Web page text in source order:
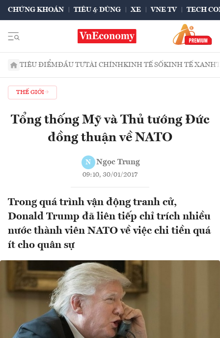
CHỨNG KHOÁN TIÊU & DÙNG XE VNE TV TECH
TIÊU ĐIỂMĐẦU TƯTÀI CHÍNHKINH TẾ SỐKINH TẾ XANH
THẾ GIỚI
Tổng thống Mỹ và Thủ tướng Đức
đồng thuận về NATO
N Ngọc Trung
09:10, 30/01/2017
Trong quá trình vận động tranh cử,
Donald Trump đã liên tiếp chỉ trích nhiều
nước thành viên NATO về việc chi tiền quá
ít cho quân sự